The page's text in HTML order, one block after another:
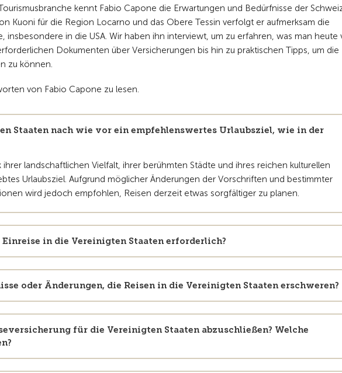
kennt Fabio Capone die Erwartungen und Bedürfnisse der
Kuoni für die Region Locarno und das Obere Tessin verfolgt er aufmerksam die
insbesondere in die USA. Wir haben ihn interviewt, um zu erfahren, was man heute
Dokumenten über Versicherungen bis hin zu praktischen Tipps, um die
zu können.
von Fabio Capone zu lesen.
Staaten nach wie vor ein empfehlenswertes Urlaubsziel, wie in der
landschaftlichen Vielfalt, ihrer berühmten Städte und ihres reichen kulturellen
Urlaubsziel. Aufgrund möglicher Änderungen der Vorschriften und bestimmter
wird jedoch empfohlen, Reisen derzeit etwas sorgfältiger zu planen.
in die Vereinigten Staaten erforderlich?
oder Änderungen, die Reisen in die Vereinigten Staaten erschweren?
für die Vereinigten Staaten abzuschließen? Welche